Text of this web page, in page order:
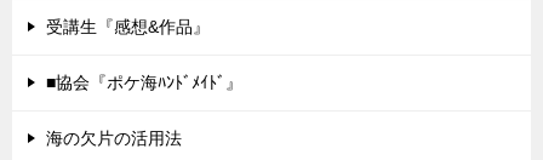
受講生『感想&作品』
■協会『ポケ海ﾊﾝﾄﾞﾒｲﾄﾞ』
海の欠片の活用法